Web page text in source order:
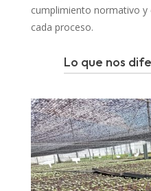
cumplimiento normativo y
cada proceso.
Lo que nos